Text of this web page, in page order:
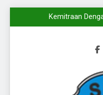
Melangkahkan Satu
Kemitraan
Wakili Kalimantan
Melangkahkan Satu
Kemitraan
KPLB
Langkah Baru